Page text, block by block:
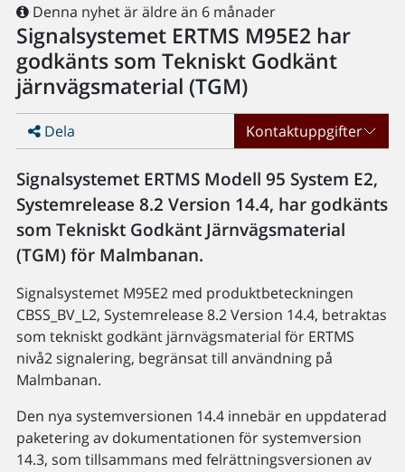
Denna nyhet är äldre än 6 månader
Signalsystemet ERTMS M95E2 har
godkänts som Tekniskt Godkänt
järnvägsmaterial (TGM)
Dela Kontaktuppgifter
Signalsystemet ERTMS Modell 95 System E2,
Systemrelease 8.2 Version 14.4, har godkänts
som Tekniskt Godkänt Järnvägsmaterial
(TGM) för Malmbanan.
Signalsystemet M95E2 med produktbeteckningen
CBSS_BV_L2, Systemrelease 8.2 Version 14.4, betraktas
som tekniskt godkänt järnvägsmaterial för ERTMS
nivå2 signalering, begränsat till användning på
Malmbanan.
Den nya systemversionen 14.4 innebär en uppdaterad
paketering av dokumentationen för systemversion
14.3, som tillsammans med felrättningsversionen av